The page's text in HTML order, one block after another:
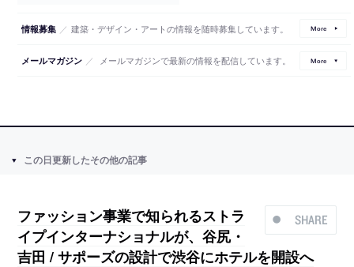
情報募集 ／ 建築・デザイン・アートの情報を随時募集しています。 More
メールマガジン ／ メールマガジンで最新の情報を配信しています。 More
この日更新したその他の記事
SHARE
ファッション事業で知られるストラ
イプインターナショナルが、谷尻・
吉田 / サポーズの設計で渋谷にホテルを開設へ